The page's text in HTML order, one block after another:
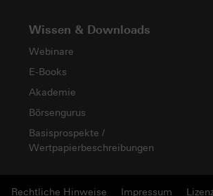
Wissen & Downloads
Webinare
E-Books
Akademie
Börsengurus
Basisprospekte /
Wertpapierbeschreibungen
Rechtliche Hinweise Impressum